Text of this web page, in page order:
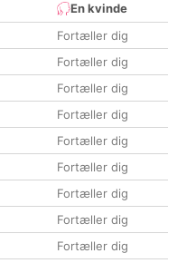
En kvinde
Fortæller dig
Fortæller dig
Fortæller dig
Fortæller dig
Fortæller dig
Fortæller dig
Fortæller dig
Fortæller dig
Fortæller dig